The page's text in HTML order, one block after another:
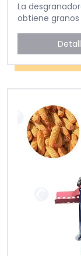
La
obtiene granos